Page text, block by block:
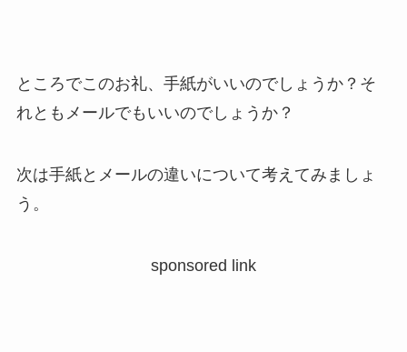
ところでこのお礼、手紙がいいのでしょうか？そ
れともメールでもいいのでしょうか？
次は手紙とメールの違いについて考えてみましょ
う。
sponsored link